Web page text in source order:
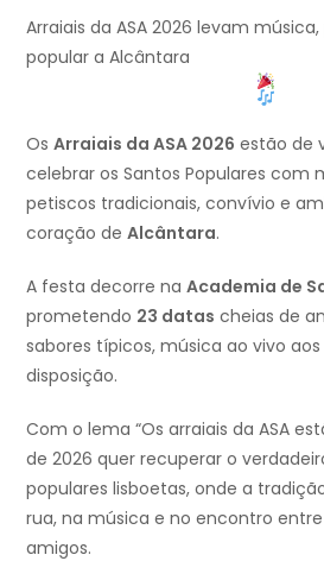
Arraiais da ASA 2026 levam
popular a Alcântara
Os Arraiais da ASA 2026 estão de
celebrar os Santos Populares com
petiscos tradicionais, convívio e
coração de Alcântara.
A festa decorre na Academia de
prometendo 23 datas cheias de
sabores típicos, música ao vivo
disposição.
Com o lema “Os arraiais da ASA
de 2026 quer recuperar o
populares lisboetas, onde a
rua, na música e no encontro
amigos.